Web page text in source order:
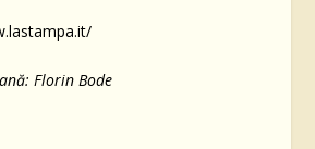
Florin Bode